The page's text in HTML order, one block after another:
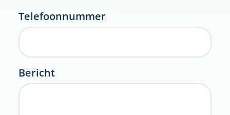
Telefoonnummer
Bericht